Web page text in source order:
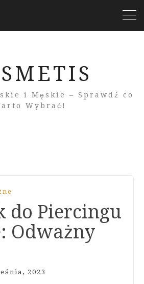
i Męskie – Sprawdź co
Wybrać!
do Piercingu
Odważny
2023